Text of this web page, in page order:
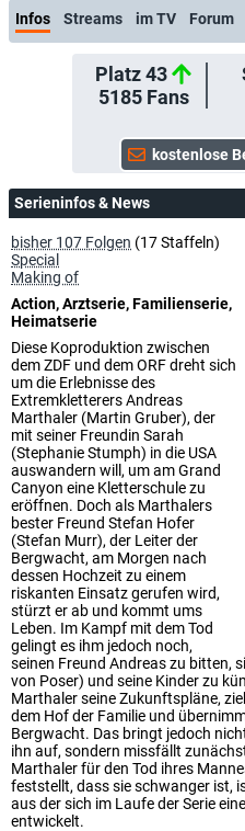
Infos Streams im TV Forum
Platz 43
5185Fans
Serieninfos & News
bisher 107 Folgen (17 Staffeln)
Special
Making of
Action, Arztserie, Familienserie,
Heimatserie
Diese Koproduktion zwischen
dem ZDF und dem ORF dreht sich
um die Erlebnisse des
Extremkletterers Andreas
Marthaler (Martin Gruber), der
mit seiner Freundin Sarah
(Stephanie Stumph) in die USA
auswandern will, um am Grand
Canyon eine Kletterschule zu
eröffnen. Doch als Marthalers
bester Freund Stefan Hofer
(Stefan Murr), der Leiter der
Bergwacht, am Morgen nach
dessen Hochzeit zu einem
riskanten Einsatz gerufen wird,
stürzt er ab und kommt ums
Leben. Im Kampf mit dem Tod
gelingt es ihm jedoch noch,
seinen Freund Andreas zu bitten,
von Poser) und seine Kinder zu
Marthaler seine Zukunftspläne,
dem Hof der Familie und
Bergwacht. Das bringt jedoch
ihn auf, sondern missfällt
Marthaler für den Tod ihres
feststellt, dass sie schwanger ist,
aus der sich im Laufe der Serie
entwickelt.